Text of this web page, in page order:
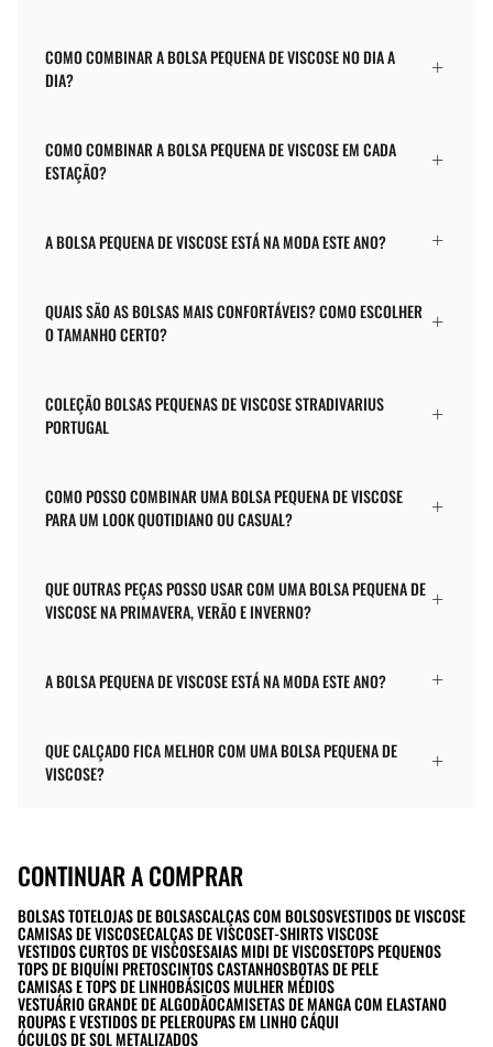
COMO COMBINAR A BOLSA PEQUENA DE VISCOSE NO DIA A
DIA?
COMO COMBINAR A BOLSA PEQUENA DE VISCOSE EM CADA
ESTAÇÃO?
A BOLSA PEQUENA DE VISCOSE ESTÁ NA MODA ESTE ANO?
QUAIS SÃO AS BOLSAS MAIS CONFORTÁVEIS? COMO ESCOLHER
O TAMANHO CERTO?
COLEÇÃO BOLSAS PEQUENAS DE VISCOSE STRADIVARIUS
PORTUGAL
COMO POSSO COMBINAR UMA BOLSA PEQUENA DE VISCOSE
PARA UM LOOK QUOTIDIANO OU CASUAL?
QUE OUTRAS PEÇAS POSSO USAR COM UMA BOLSA PEQUENA DE
VISCOSE NA PRIMAVERA, VERÃO E INVERNO?
A BOLSA PEQUENA DE VISCOSE ESTÁ NA MODA ESTE ANO?
QUE CALÇADO FICA MELHOR COM UMA BOLSA PEQUENA DE
VISCOSE?
CONTINUAR A COMPRAR
BOLSAS TOTELOJAS DE BOLSASCALÇAS COM BOLSOSVESTIDOS DE VISCOSE
CAMISAS DE VISCOSECALÇAS DE VISCOSET-SHIRTS VISCOSE
VESTIDOS CURTOS DE VISCOSESAIAS MIDI DE VISCOSETOPS PEQUENOS
TOPS DE BIQUÍNI PRETOSCINTOS CASTANHOSBOTAS DE PELE
CAMISAS E TOPS DE LINHOBÁSICOS MULHER MÉDIOS
VESTUÁRIO GRANDE DE ALGODÃOCAMISETAS DE MANGA COM ELASTANO
ROUPAS E VESTIDOS DE PELEROUPAS EM LINHO CÁQUI
ÓCULOS DE SOL METALIZADOS